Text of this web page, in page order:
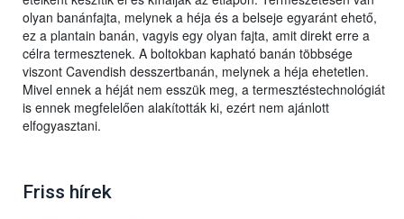
olyan banánfajta, melynek a héja és a belseje egyaránt ehető,
ez a plantain banán, vagyis egy olyan fajta, amit direkt erre a
célra termesztenek. A boltokban kapható banán többsége
viszont Cavendish desszertbanán, melynek a héja ehetetlen.
Mivel ennek a héját nem esszük meg, a termesztéstechnológiát
is ennek megfelelően alakították ki, ezért nem ajánlott
elfogyasztani.
Friss hírek